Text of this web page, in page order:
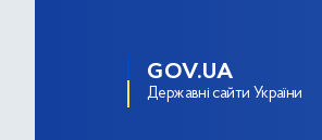
GOV.UA
Державні сайти України